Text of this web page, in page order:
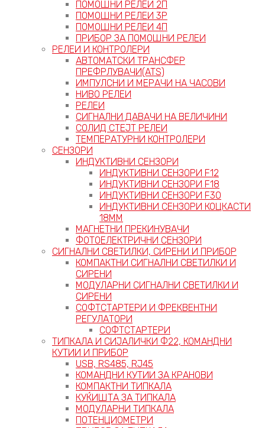
ПОМОШНИ РЕЛЕИ 2П
ПОМОШНИ РЕЛЕИ 3P
ПОМОШНИ РЕЛЕИ 4П
ПРИБОР ЗА ПОМОШНИ РЕЛЕИ
РЕЛЕИ И КОНТРОЛЕРИ
АВТОМАТСКИ ТРАНСФЕР
ПРЕФРЛУВАЧИ(ATS)
ИМПУЛСНИ И МЕРАЧИ НА ЧАСОВИ
НИВО РЕЛЕИ
РЕЛЕИ
СИГНАЛНИ ДАВАЧИ НА ВЕЛИЧИНИ
СОЛИД СТЕЈТ РЕЛЕИ
ТЕМПЕРАТУРНИ КОНТРОЛЕРИ
СЕНЗОРИ
ИНДУКТИВНИ СЕНЗОРИ
ИНДУКТИВНИ СЕНЗОРИ F12
ИНДУКТИВНИ СЕНЗОРИ F18
ИНДУКТИВНИ СЕНЗОРИ F30
ИНДУКТИВНИ СЕНЗОРИ КОЦКАСТИ
18ММ
МАГНЕТНИ ПРЕКИНУВАЧИ
ФОТОЕЛЕКТРИЧНИ СЕНЗОРИ
СИГНАЛНИ СВЕТИЛКИ, СИРЕНИ И ПРИБОР
КОМПАКТНИ СИГНАЛНИ СВЕТИЛКИ И
СИРЕНИ
МОДУЛАРНИ СИГНАЛНИ СВЕТИЛКИ И
СИРЕНИ
СОФТСТАРТЕРИ И ФРЕКВЕНТНИ
РЕГУЛАТОРИ
СОФТСТАРТЕРИ
ТИПКАЛА И СИЈАЛИЧКИ Ф22, КОМАНДНИ
КУТИИ И ПРИБОР
USB, RS485, RJ45
КОМАНДНИ КУТИИ ЗА КРАНОВИ
КОМПАКТНИ ТИПКАЛА
КУЌИШТА ЗА ТИПКАЛА
МОДУЛАРНИ ТИПКАЛА
ПОТЕНЦИОМЕТРИ